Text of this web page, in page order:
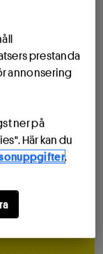
prestanda
annonsering
ner på
Här kan du
.